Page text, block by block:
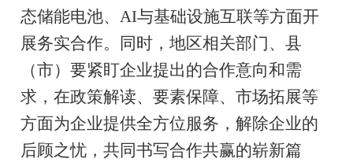
态储能电池、AI与基础设施互联等方面开
展务实合作。同时，地区相关部门、县
（市）要紧盯企业提出的合作意向和需
求，在政策解读、要素保障、市场拓展等
方面为企业提供全方位服务，解除企业的
后顾之忧，共同书写合作共赢的崭新篇